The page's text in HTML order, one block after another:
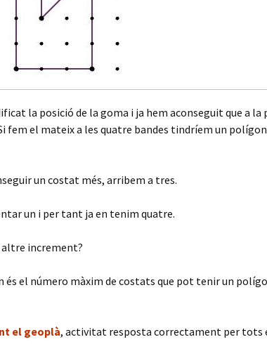
la posició de la goma i ja hem aconseguit que a la
fem el mateix a les quatre bandes tindríem un
un costat més, arribem a tres.
un i per tant ja en tenim quatre.
altre increment?
és el número màxim de costats que pot tenir un
el geoplà, activitat resposta correctament per tots